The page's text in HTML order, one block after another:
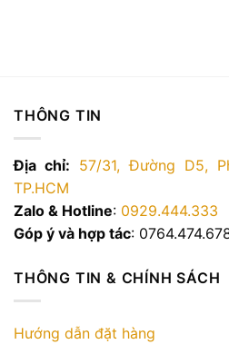
THÔNG TIN
Địa chỉ: 57/31, Đường D5,
TP.HCM
Zalo & Hotline: 0929.444.333
Góp ý và hợp tác:
THÔNG TIN & CHÍNH SÁCH
Hướng dẫn đặt hàng